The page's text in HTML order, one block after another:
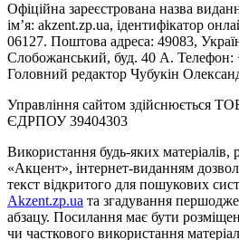
Офіційна зареєстрована назва
ім’я: akzent.zp.ua, ідентифікатор
06127. Поштова адреса: 49083,
Слобожанський, буд. 40 А. Телефон:
Головний редактор Чубукін
Управління сайтом здійснюється
ЄДРПОУ 39404303
Використання будь-яких матеріалів,
«Акцент», інтернет-виданням
текст відкритого для пошукових
Akzent.zp.ua та згадування
абзацу. Посилання має бути
чи часткового використання